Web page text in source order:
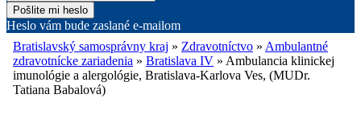
Heslo vám bude zaslané e-mailom